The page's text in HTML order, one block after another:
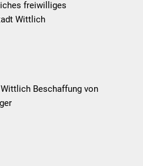
freiwilliges
Wittlich
Beschaffung von